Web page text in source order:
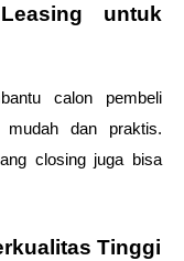
untuk
calon pembeli
dan praktis.
closing juga bisa
Tinggi